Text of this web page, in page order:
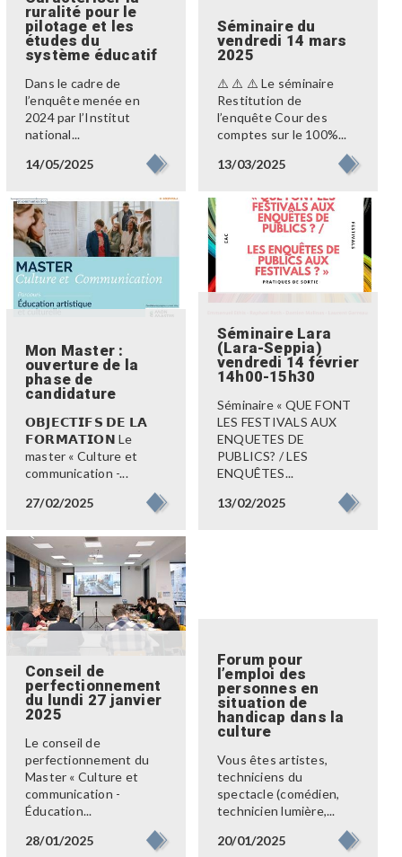
ruralité pour le
pilotage et les
études du
système éducatif
Dans le cadre de
l’enquête menée en
2024 par l’Institut
national...
14/05/2025
Séminaire du
vendredi 14 mars
2025
⚠️ ⚠️ ⚠️ Le séminaire
Restitution de
l’enquête Cour des
comptes sur le 100%...
13/03/2025
Mon Master :
ouverture de la
phase de
candidature
𝗢𝗕𝗝𝗘𝗖𝗧𝗜𝗙𝗦 𝗗𝗘 𝗟𝗔
𝗙𝗢𝗥𝗠𝗔𝗧𝗜𝗢𝗡 Le
master « Culture et
communication -...
27/02/2025
Séminaire Lara
(Lara-Seppia)
vendredi 14 février
14h00-15h30
Séminaire « QUE FONT
LES FESTIVALS AUX
ENQUETES DE
PUBLICS? / LES
ENQUÊTES...
13/02/2025
Conseil de
perfectionnement
du lundi 27 janvier
2025
Le conseil de
perfectionnement du
Master « Culture et
communication -
Éducation...
28/01/2025
Forum pour
l’emploi des
personnes en
situation de
handicap dans la
culture
Vous êtes artistes,
techniciens du
spectacle (comédien,
technicien lumière,...
20/01/2025